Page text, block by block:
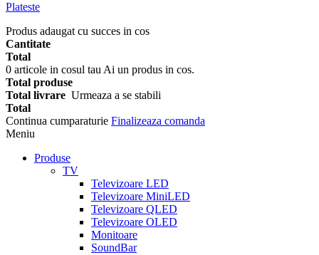
Plateste
Produs adaugat cu succes in cos
Cantitate
Total
0 articole in cosul tau Ai un produs in cos.
Total produse
Total livrare Urmeaza a se stabili
Total
Continua cumparaturie Finalizeaza comanda
Meniu
Produse
TV
Televizoare LED
Televizoare MiniLED
Televizoare QLED
Televizoare OLED
Monitoare
SoundBar